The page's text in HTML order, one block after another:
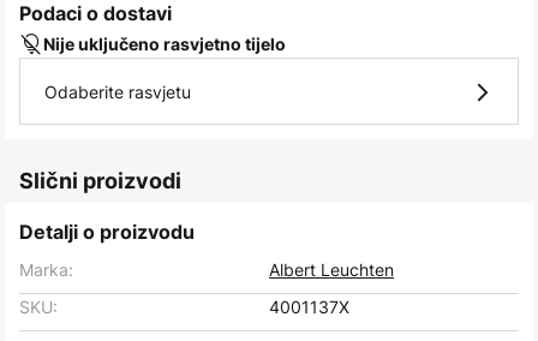
Podaci o dostavi
Nije uključeno rasvjetno tijelo
Odaberite rasvjetu
Slični proizvodi
Detalji o proizvodu
Marka:
Albert Leuchten
SKU:
4001137X